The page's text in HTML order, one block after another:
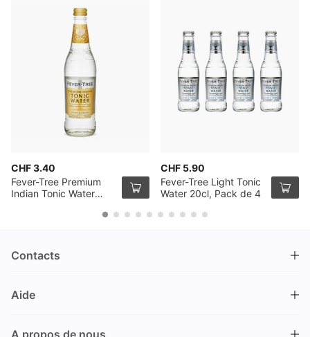
CHF 3.40
Fever-Tree Premium
Indian Tonic Water
CHF 5.90
Fever-Tree Light Tonic
Water 20cl, Pack de 4
Contacts
Nüschelerstrasse 35
Suisse
Aide
A propos de nous